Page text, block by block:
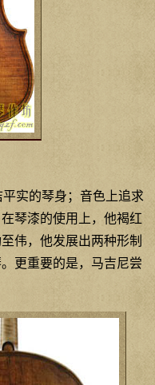
实的琴身；音色上追求
琴漆的使用上，他褐红
伟，他发展出两种形制
更重要的是，马吉尼尝